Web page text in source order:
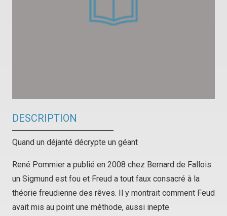
DESCRIPTION
Quand un déjanté décrypte un géant
René Pommier a publié en 2008 chez Bernard de Fallois
un Sigmund est fou et Freud a tout faux consacré à la
théorie freudienne des rêves. Il y montrait comment Feud
avait mis au point une méthode, aussi inepte